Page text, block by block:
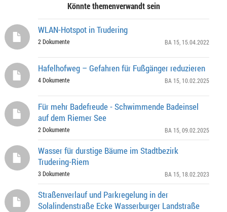
Könnte themenverwandt sein
WLAN-Hotspot in Trudering
2 Dokumente BA 15 , 15.04.2022
Hafelhofweg – Gefahren für Fußgänger reduzieren
4 Dokumente BA 15 , 10.02.2025
Für mehr Badefreude - Schwimmende Badeinsel
auf dem Riemer See
2 Dokumente BA 15 , 09.02.2025
Wasser für durstige Bäume im Stadtbezirk
Trudering-Riem
3 Dokumente BA 15 , 18.02.2023
Straßenverlauf und Parkregelung in der
Solalindenstraße Ecke Wasserburger Landstraße